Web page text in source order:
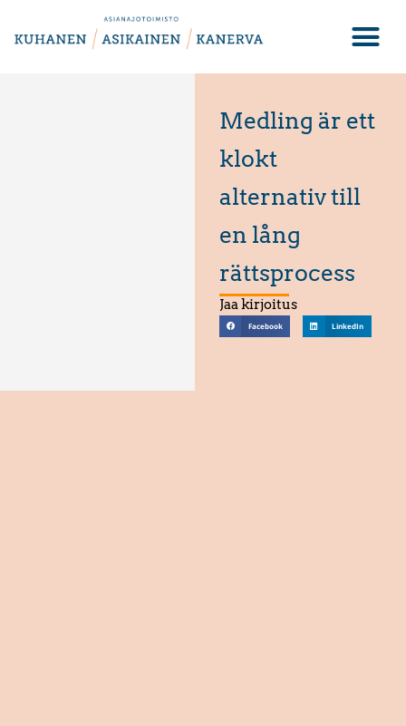
Medling är ett
klokt
alternativ till
en lång
rättsprocess
Jaa kirjoitus
Facebook LinkedIn